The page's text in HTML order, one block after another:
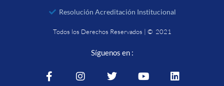
Resolución Acreditación Institucional
Todos los Derechos Reservados | © 2021
Síguenos en :